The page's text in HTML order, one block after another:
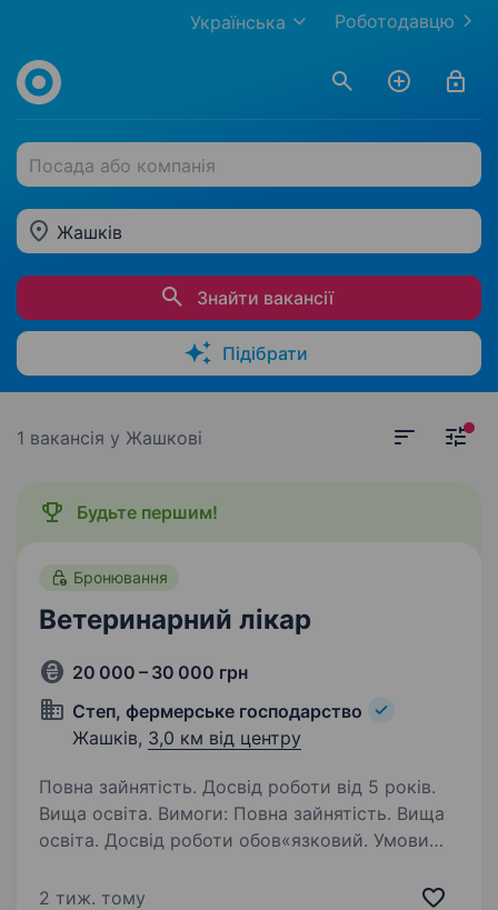
Роботодавцю
Українська
Посада або компанія
Жашків
Знайти вакансії
Підібрати
1 вакансія у Жашкові
Будьте першим!
Бронювання
Ветеринарний лікар
20 000 – 30 000 грн
Степ, фермерське господарство
Жашків, 3,0 км від центру
Повна зайнятість. Досвід роботи від 5 років.
Вища освіта. Вимоги: Повна зайнятість. Вища
освіта. Досвід роботи обов«язковий. Умови
ВРХ. Бронювання
2 тиж. тому